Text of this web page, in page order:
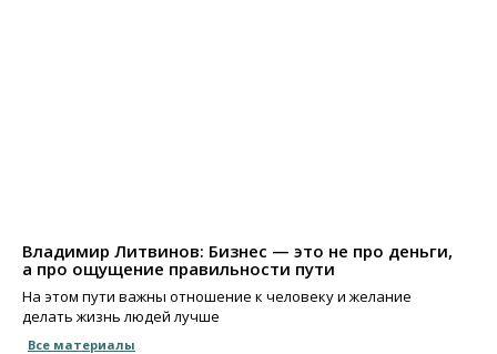
Владимир Литвинов: Бизнес — это не про деньги,
а про ощущение правильности пути
На этом пути важны отношение к человеку и желание
делать жизнь людей лучше
Все материалы